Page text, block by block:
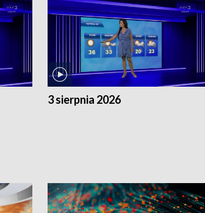
3 sierpnia 2026